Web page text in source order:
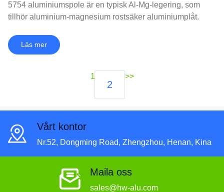
5754 aluminiumspole är en typisk Al-Mg-legering, som
tillhör aluminium-magnesium rostsäker aluminiumplåt.
Läs mer
1
2
>>
Vårt kontor
Nr.52, Dongming Road, Zhengzhou, Henan, Kina
Maila oss
sales@hw-alu.com